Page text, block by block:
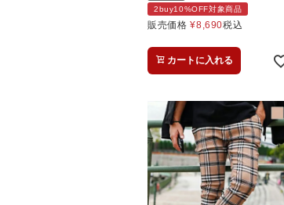
2buy10%OFF対象商品
販売価格 ¥8,690税込
カートに入れる